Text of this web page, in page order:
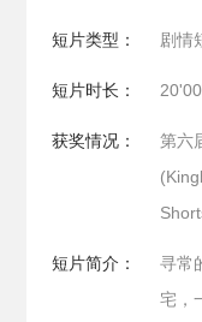
短片类型： 剧情
短片时长：
获奖情况：
第六
短片简介：
寻常
宅，